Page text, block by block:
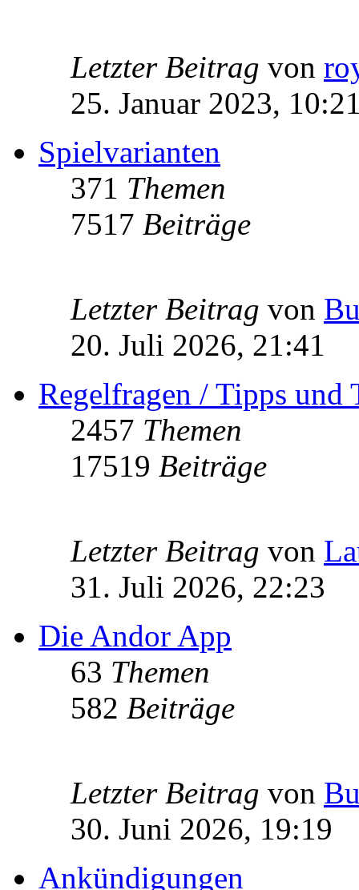
Letzter Beitrag von
25. Januar 2023,
Spielvarianten
371 Themen
7517 Beiträge
Letzter Beitrag von
20. Juli 2026, 21:41
Regelfragen / Tipps und
2457 Themen
17519 Beiträge
Letzter Beitrag von
31. Juli 2026, 22:23
Die Andor App
63 Themen
582 Beiträge
Letzter Beitrag von
30. Juni 2026, 19:19
Ankündigungen